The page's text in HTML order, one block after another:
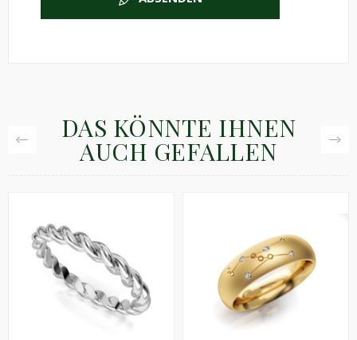
DAS KÖNNTE IHNEN
AUCH GEFALLEN